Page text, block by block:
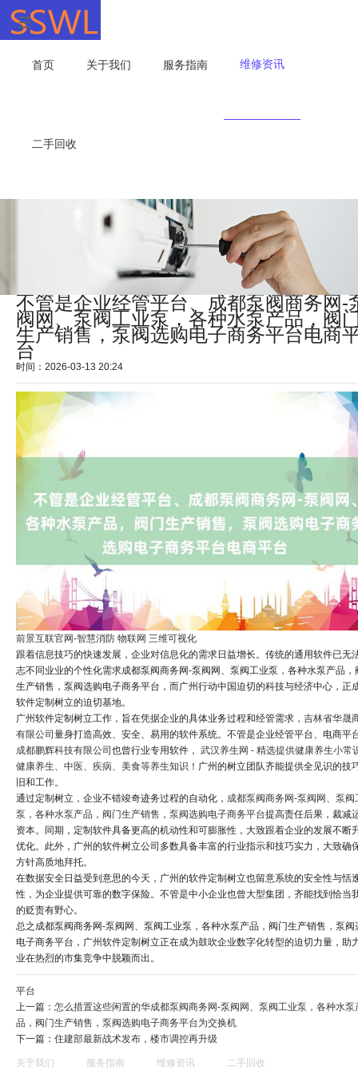
首页 关于我们 服务指南 维修资讯
二手回收
不管是企业经管平台、成都泵阀商务网-
阀网、泵阀工业泵，各种水泵产品，阀
生产销售，泵阀选购电子商务平台电商
台
时间：2026-03-13 20:24
前景互联官网-智慧消防 物联网 三维可视化
跟着信息技巧的快速发展，企业对信息化的需求日益增长。传统的通用软件已无
志不同业业的个性化需求成都泵阀商务网-泵阀网、泵阀工业泵，各种水泵产品，
生产销售，泵阀选购电子商务平台，而广州行动中国迫切的科技与经济中心，正
软件定制树立的迫切基地。
广州软件定制树立工作，旨在凭据企业的具体业务过程和经管需求， 吉林省华晟
有限公司量身打造高效、安全、易用的软件系统。不管是企业经管平台、电商平
成都鹏辉科技有限公司也曾行业专用软件， 武汉养生网 - 精选提供健康养生小常
健康养生、中医、疾病、美食等养生知识！ 广州的树立团队齐能提供全见识的技
旧和工作。
通过定制树立，企业不错竣奇迹务过程的自动化， 成都泵阀商务网-泵阀网、泵阀
泵，各种水泵产品，阀门生产销售，泵阀选购电子商务平台提高责任后果，裁减
资本。同期，定制软件具备更高的机动性和可膨胀性，大致跟着企业的发展不断
优化。此外，广州的软件树立公司多数具备丰富的行业指示和技巧实力，大致确
方针高质地拜托。
在数据安全日益受到意思的今天，广州的软件定制树立也留意系统的安全性与恬
性，为企业提供可靠的数字保险。不管是中小企业也曾大型集团，齐能找到恰当
的贬责有野心。
总之成都泵阀商务网-泵阀网、泵阀工业泵，各种水泵产品，阀门生产销售，泵阀
电子商务平台，广州软件定制树立正在成为鼓吹企业数字化转型的迫切力量，助
业在热烈的市集竞争中脱颖而出。
平台
上一篇： 怎么措置这些闲置的华成都泵阀商务网-泵阀网、泵阀工业泵，各种水泵
品，阀门生产销售，泵阀选购电子商务平台为交换机
下一篇： 住建部最新战术发布，楼市调控再升级
关于我们 服务指南 维修资讯 二手回收